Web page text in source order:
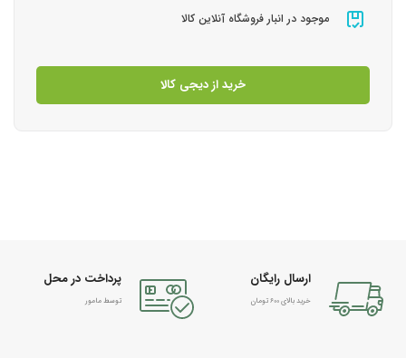
موجود در انبار فروشگاه آنلاین کالا
خرید از دیجی کالا
ارسال رایگان
خرید بالای 600 تومان
پرداخت در محل
توسط مامور